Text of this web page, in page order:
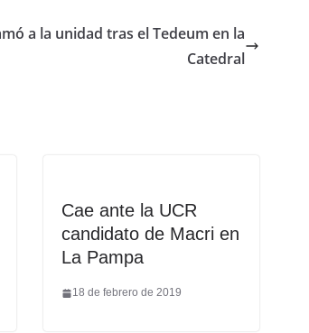
a la unidad tras el Tedeum en la
Catedral
Cae ante la UCR
candidato de Macri en
La Pampa
18 de febrero de 2019